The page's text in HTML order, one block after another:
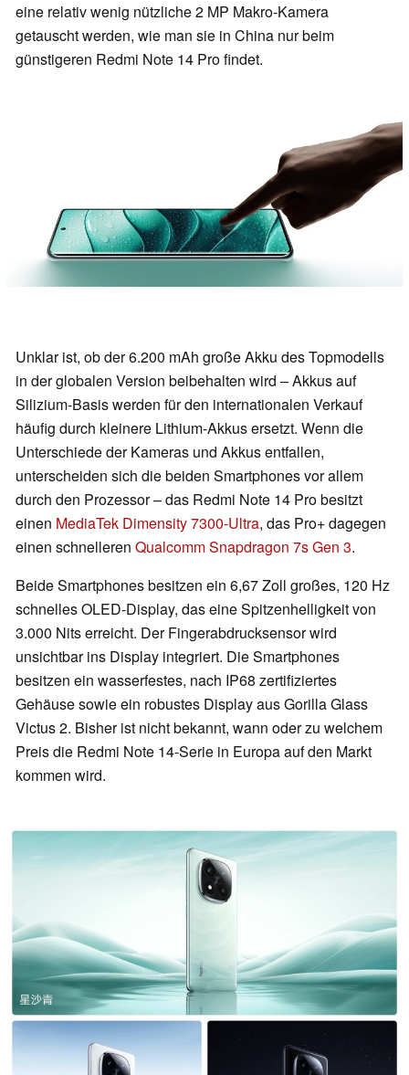
eine relativ wenig nützliche 2 MP Makro-Kamera
getauscht werden, wie man sie in China nur beim
günstigeren Redmi Note 14 Pro findet.
Unklar ist, ob der 6.200 mAh große Akku des Topmodells
in der globalen Version beibehalten wird – Akkus auf
Silizium-Basis werden für den internationalen Verkauf
häufig durch kleinere Lithium-Akkus ersetzt. Wenn die
Unterschiede der Kameras und Akkus entfallen,
unterscheiden sich die beiden Smartphones vor allem
durch den Prozessor – das Redmi Note 14 Pro besitzt
einen MediaTek Dimensity 7300-Ultra, das Pro+ dagegen
einen schnelleren Qualcomm Snapdragon 7s Gen 3.
Beide Smartphones besitzen ein 6,67 Zoll großes, 120 Hz
schnelles OLED-Display, das eine Spitzenhelligkeit von
3.000 Nits erreicht. Der Fingerabdrucksensor wird
unsichtbar ins Display integriert. Die Smartphones
besitzen ein wasserfestes, nach IP68 zertifiziertes
Gehäuse sowie ein robustes Display aus Gorilla Glass
Victus 2. Bisher ist nicht bekannt, wann oder zu welchem
Preis die Redmi Note 14-Serie in Europa auf den Markt
kommen wird.